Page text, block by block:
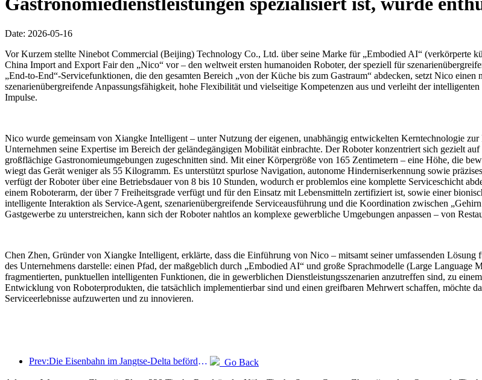
Date: 2026-05-16
Vor Kurzem stellte Ninebot Commercial (Beijing) Technology Co., Ltd. über seine Marke für „Embodied AI“ (verkörperte
China Import and Export Fair den „Nico“ vor – den weltweit ersten humanoiden Roboter, der speziell für
„End-to-End“-Servicefunktionen, die den gesamten Bereich „von der Küche bis zum Gastraum“ abdecken, setzt Nico
szenarienübergreifende Anpassungsfähigkeit, hohe Flexibilität und vielseitige Kompetenzen aus und verleiht der
Impulse.
Nico wurde gemeinsam von Xiangke Intelligent – unter Nutzung der eigenen, unabhängig entwickelten Kerntechnologie
Unternehmen seine Expertise im Bereich der geländegängigen Mobilität einbrachte. Der Roboter konzentriert sich gezielt
großflächige Gastronomieumgebungen zugeschnitten sind. Mit einer Körpergröße von 165 Zentimetern – eine Höhe, die
wiegt das Gerät weniger als 55 Kilogramm. Es unterstützt spurlose Navigation, autonome Hinderniserkennung sowie
verfügt der Roboter über eine Betriebsdauer von 8 bis 10 Stunden, wodurch er problemlos eine komplette Serviceschicht
einem Roboterarm, der über 7 Freiheitsgrade verfügt und für den Einsatz mit Lebensmitteln zertifiziert ist, sowie einer
intelligente Interaktion als Service-Agent, szenarienübergreifende Serviceausführung und die Koordination zwischen
Gastgewerbe zu unterstreichen, kann sich der Roboter nahtlos an komplexe gewerbliche Umgebungen anpassen – von
Chen Zhen, Gründer von Xiangke Intelligent, erklärte, dass die Einführung von Nico – mitsamt seiner umfassenden
des Unternehmens darstelle: einen Pfad, der maßgeblich durch „Embodied AI“ und große Sprachmodelle (Large
fragmentierten, punktuellen intelligenten Funktionen, die in gewerblichen Dienstleistungsszenarien anzutreffen sind, zu
Entwicklung von Roboterprodukten, die tatsächlich implementierbar sind und einen greifbaren Mehrwert schaffen, möchte
Serviceerlebnisse aufzuwerten und zu innovieren.
Prev:Die Eisenbahn im Jangtse-Delta beförderte während der Maifeiertage über 21,38 Millionen Fahrgäste.
Go Back